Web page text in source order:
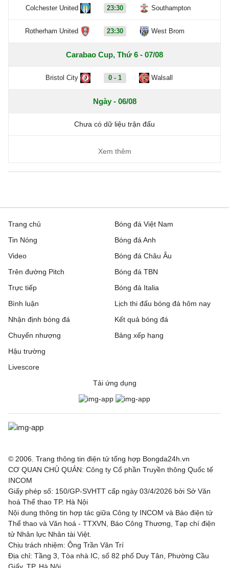
Colchester United 23:30 Southampton
Rotherham United 23:30 West Brom
Carabao Cup, Thứ 6 - 07/08
Bristol City 0 - 1 Walsall
Ngày - 06/08
Chưa có dữ liệu trận đấu
Xem thêm
Trang chủ
Tin Nóng
Video
Trên đường Pitch
Trực tiếp
Bóng đá Việt Nam
Bóng đá Anh
Bóng đá Châu Âu
Bóng đá TBN
Bóng đá Italia
Bình luận
Nhận định bóng đá
Chuyển nhượng
Hậu trường
Livescore
Lịch thi đấu bóng đá hôm nay
Kết quả bóng đá
Bảng xếp hạng
Tải ứng dụng
© 2006. Trang thông tin điện tử tổng hợp Bongda24h.vn
CƠ QUAN CHỦ QUẢN: Công ty Cổ phần Truyền thông Quốc tế
INCOM
Giấy phép số: 150/GP-SVHTT cấp ngày 03/4/2026 bởi Sở Văn
hoá Thể thao TP. Hà Nội
Nội dung thông tin hợp tác giữa Công ty INCOM và Báo điện tử
Thể thao và Văn hoá - TTXVN, Báo Công Thương, Tạp chí điện
tử Nhân lực Nhân tài Việt.
Chịu trách nhiệm: Ông Trần Văn Trí
Địa chỉ: Tầng 3, Tòa nhà IC, số 82 phố Duy Tân, Phường Cầu
Giấy, TP. Hà Nội